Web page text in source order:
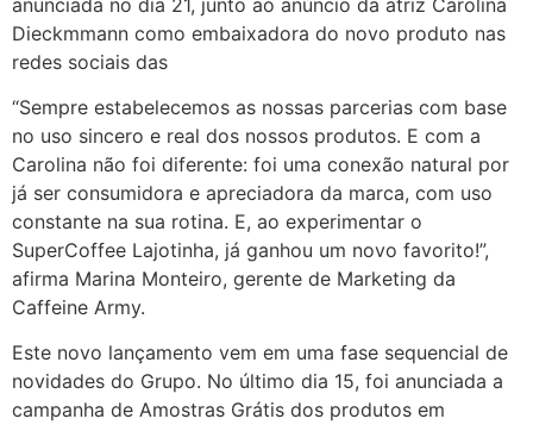
Dieckmmann como embaixadora do novo produto nas
redes sociais das
“Sempre estabelecemos as nossas parcerias com base
no uso sincero e real dos nossos produtos. E com a
Carolina não foi diferente: foi uma conexão natural por
já ser consumidora e apreciadora da marca, com uso
constante na sua rotina. E, ao experimentar o
SuperCoffee Lajotinha, já ganhou um novo favorito!”,
afirma Marina Monteiro, gerente de Marketing da
Caffeine Army.
Este novo lançamento vem em uma fase sequencial de
novidades do Grupo. No último dia 15, foi anunciada a
campanha de Amostras Grátis dos produtos em